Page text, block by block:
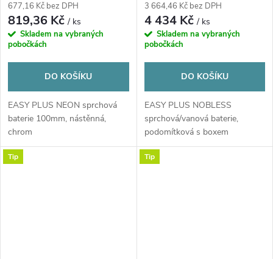
677,16 Kč bez DPH
819,36 Kč/ ks
Skladem na vybraných
pobočkách
DO KOŠÍKU
EASY PLUS NEON sprchová
baterie 100mm, nástěnná,
chrom
3 664,46 Kč bez DPH
4 434 Kč/ ks
Skladem na vybraných
pobočkách
DO KOŠÍKU
EASY PLUS NOBLESS
sprchová/vanová baterie,
podomítková s boxem
150x130x200mm, páková, 3
vývody,...
Tip Tip